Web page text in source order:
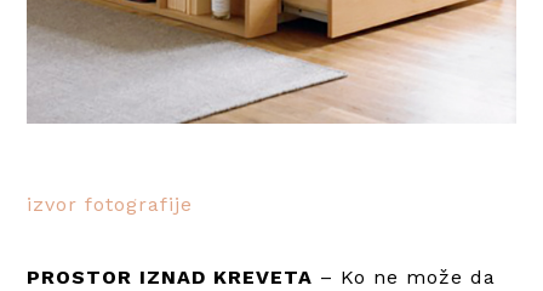
izvor fotografije
PROSTOR IZNAD KREVETA – Ko ne može da